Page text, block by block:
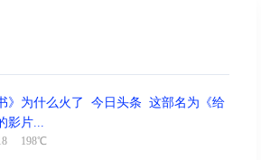
》为什么火了 今日头条 这部名为《给
影片...
198℃